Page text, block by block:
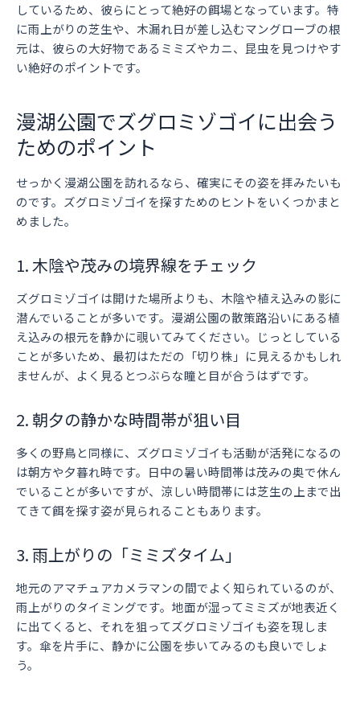
しているため、彼らにとって絶好の餌場となっています。特
に雨上がりの芝生や、木漏れ日が差し込むマングローブの根
元は、彼らの大好物であるミミズやカニ、昆虫を見つけやす
い絶好のポイントです。
漫湖公園でズグロミゾゴイに出会う
ためのポイント
せっかく漫湖公園を訪れるなら、確実にその姿を拝みたいも
のです。ズグロミゾゴイを探すためのヒントをいくつかまと
めました。
1. 木陰や茂みの境界線をチェック
ズグロミゾゴイは開けた場所よりも、木陰や植え込みの影に
潜んでいることが多いです。漫湖公園の散策路沿いにある植
え込みの根元を静かに覗いてみてください。じっとしている
ことが多いため、最初はただの「切り株」に見えるかもしれ
ませんが、よく見るとつぶらな瞳と目が合うはずです。
2. 朝夕の静かな時間帯が狙い目
多くの野鳥と同様に、ズグロミゾゴイも活動が活発になるの
は朝方や夕暮れ時です。日中の暑い時間帯は茂みの奥で休ん
でいることが多いですが、涼しい時間帯には芝生の上まで出
てきて餌を探す姿が見られることもあります。
3. 雨上がりの「ミミズタイム」
地元のアマチュアカメラマンの間でよく知られているのが、
雨上がりのタイミングです。地面が湿ってミミズが地表近く
に出てくると、それを狙ってズグロミゾゴイも姿を現しま
す。傘を片手に、静かに公園を歩いてみるのも良いでしょ
う。